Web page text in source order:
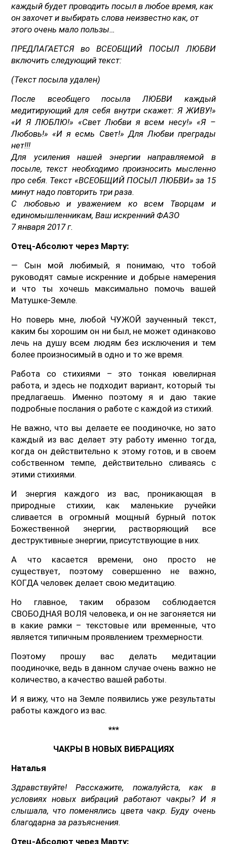
каждый будет проводить посыл в любое время, как
он захочет и выбирать слова неизвестно как, от
этого очень мало пользы…
ПРЕДЛАГАЕТСЯ во ВСЕОБЩИЙ ПОСЫЛ ЛЮБВИ
включить следующий текст:
(Текст посыла удален)
После всеобщего посыла ЛЮБВИ каждый
медитирующий для себя внутри скажет: Я ЖИВУ!»
«И Я ЛЮБЛЮ!» «Свет Любви я всем несу!» «Я –
Любовь!» «И я есмь Свет!» Для Любви преграды
нет!!!
Для усиления нашей энергии направляемой в
посыле, текст необходимо произносить мысленно
про себя. Текст «ВСЕОБЩИЙ ПОСЫЛ ЛЮБВИ» за 15
минут надо повторить три раза.
С любовью и уважением ко всем Творцам и
единомышленникам, Ваш искренний ФАЗО
7 января 2017 г.
Отец-Абсолют через Марту:
— Сын мой любимый, я понимаю, что тобой
руководят самые искренние и добрые намерения
и что ты хочешь максимально помочь вашей
Матушке-Земле.
Но поверь мне, любой ЧУЖОЙ заученный текст,
каким бы хорошим он ни был, не может одинаково
лечь на душу всем людям без исключения и тем
более произносимый в одно и то же время.
Работа со стихиями – это тонкая ювелирная
работа, и здесь не подходит вариант, который ты
предлагаешь. Именно поэтому я и даю такие
подробные послания о работе с каждой из стихий.
Не важно, что вы делаете ее поодиночке, но зато
каждый из вас делает эту работу именно тогда,
когда он действительно к этому готов, и в своем
собственном темпе, действительно сливаясь с
этими стихиями.
И энергия каждого из вас, проникающая в
природные стихии, как маленькие ручейки
сливается в огромный мощный бурный поток
Божественной энергии, растворяющий все
деструктивные энергии, присутствующие в них.
А что касается времени, оно просто не
существует, поэтому совершенно не важно,
КОГДА человек делает свою медитацию.
Но главное, таким образом соблюдается
СВОБОДНАЯ ВОЛЯ человека, и он не загоняется ни
в какие рамки – текстовые или временные, что
является типичным проявлением трехмерности.
Поэтому прошу вас делать медитации
поодиночке, ведь в данном случае очень важно не
количество, а качество вашей работы.
И я вижу, что на Земле появились уже результаты
работы каждого из вас.
***
ЧАКРЫ В НОВЫХ ВИБРАЦИЯХ
Наталья
Здравствуйте! Расскажите, пожалуйста, как в
условиях новых вибраций работают чакры? И я
слышала, что поменялись цвета чакр. Буду очень
благодарна за разъяснения.
Отец-Абсолют через Марту: